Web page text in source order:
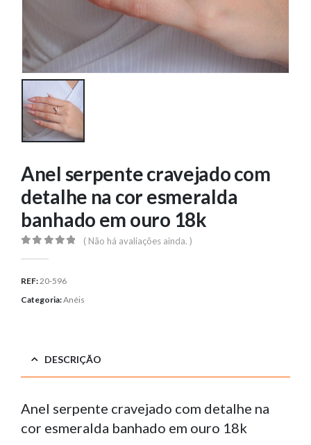
Anel serpente cravejado com
detalhe na cor esmeralda
banhado em ouro 18k
( Não há avaliações ainda. )
REF:20-596
Categoria:Anéis
DESCRIÇÃO
Anel serpente cravejado com detalhe na
cor esmeralda banhado em ouro 18k